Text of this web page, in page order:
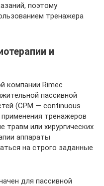
поэтому
тренажера
и
компании Rimec
пассивной
(CPM — continuous
тренажеров
травм или хирургических
аппараты
на строго заданные
для пассивной